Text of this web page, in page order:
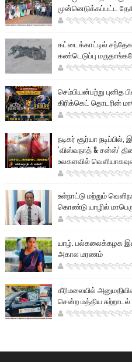
முன்னெடுக்கப்பட்ட
கட்டைக்காட்டில்
கண்டெடுப்பு
செம்பியன்பற்று புனித
கிரிக்கெட் தொடரின்
நடிகர் சூர்யா
‘விஸ்வநாத் & சன்ஸ்’
உலகளவில்
உள்நாட்டு மற்றும்
கொண்டு யாழில்
யாழ். பல்கலைக்கழக
அகால மரணம்
கீரிமலையில்
சென்ற மத்திய